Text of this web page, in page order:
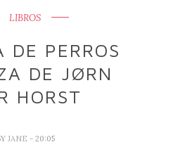
LIBROS
DE PERROS
DE JØRN
HORST
JANE - 20:05